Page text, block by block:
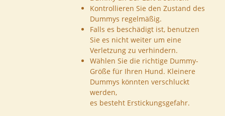
Kontrollieren Sie den Zustand des
Dummys regelmäßig.
Falls es beschädigt ist, benutzen
Sie es nicht weiter um eine
Verletzung zu verhindern.
Wählen Sie die richtige Dummy-
Größe für Ihren Hund. Kleinere
Dummys könnten verschluckt
werden,
es besteht Erstickungsgefahr.